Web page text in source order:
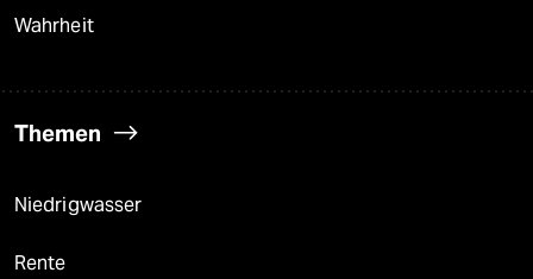
Wahrheit
Themen
Niedrigwasser
Rente